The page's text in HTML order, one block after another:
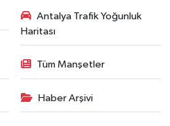
Antalya Trafik Yoğunluk
Haritası
Tüm Manşetler
Haber Arşivi